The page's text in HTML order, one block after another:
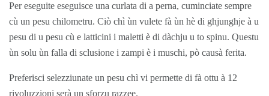
Per eseguite eseguisce una curlata di a perna, cuminciate sempre
cù un pesu chilometru. Ciò chì ùn vulete fà ùn hè di ghjunghje à u
pesu di u pesu cù e latticini i maletti è di dàchju u to spinu. Questu
ùn solu ùn falla di sclusione i zampi è i muschi, pò causà ferita.
Preferisci selezziunate un pesu chì vi permette di fà ottu à 12
rivoluzzioni serà un sforzu razzee.